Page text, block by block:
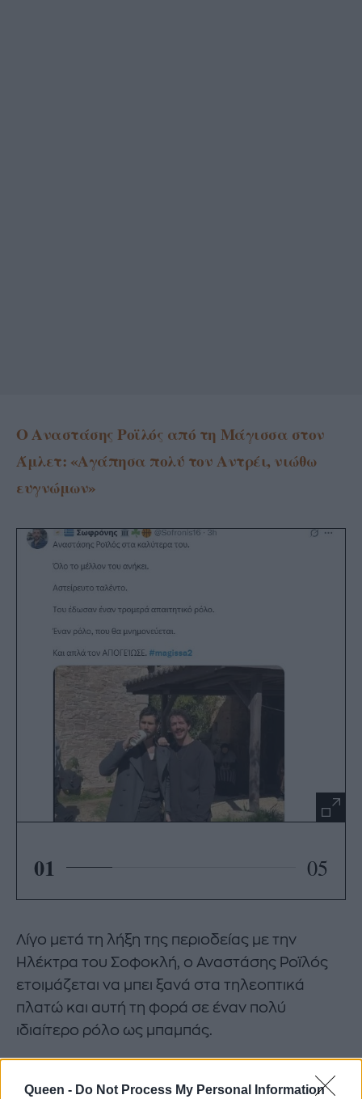
Queen - Do Not Process My Personal Information
Ο Αναστάσης Ροϊλός από τη Μάγισσα στον
Άμλετ: «Αγάπησα πολύ τον Αντρέι, νιώθω
ευγνώμων»
01 05
Λίγο μετά τη λήξη της περιοδείας με την
Ηλέκτρα του Σοφοκλή, ο Αναστάσης Ροϊλός
ετοιμάζεται να μπει ξανά στα τηλεοπτικά
πλατώ και αυτή τη φορά σε έναν πολύ
ιδιαίτερο ρόλο ως μπαμπάς.